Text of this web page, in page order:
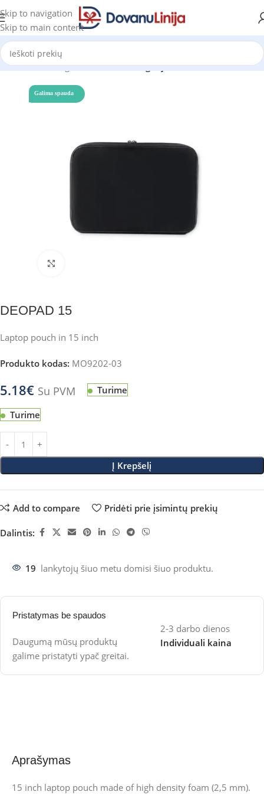
Skip to navigation
Skip to main content
Pradžia Katalogas Prekes be kategorijos
Galima spauda
DEOPAD 15
Laptop pouch in 15 inch
Produkto kodas: MO9202-03
5.18€ Su PVM Turime
Turime
Į Krepšelį
Add to compare Pridėti prie įsimintų prekių
Dalintis:
19 lankytojų šiuo metu domisi šiuo produktu.
Pristatymas be spaudos
Daugumą mūsų produktų
galime pristatyti ypač greitai.
2-3 darbo dienos
Individuali kaina
Aprašymas
15 inch laptop pouch made of high density foam (2,5 mm).